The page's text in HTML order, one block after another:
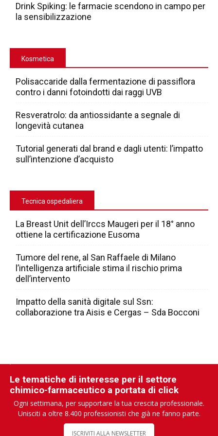
Drink Spiking: le farmacie scendono in campo per
la sensibilizzazione
Kosmetica
Polisaccaride dalla fermentazione di passiflora
contro i danni fotoindotti dai raggi UVB
Resveratrolo: da antiossidante a segnale di
longevità cutanea
Tutorial generati dal brand e dagli utenti: l’impatto
sull’intenzione d’acquisto
Tecnica ospedaliera
La Breast Unit dell’Irccs Maugeri per il 18° anno
ottiene la certificazione Eusoma
Tumore del rene, al San Raffaele di Milano
l’intelligenza artificiale stima il rischio prima
dell’intervento
Impatto della sanità digitale sul Ssn:
collaborazione tra Aisis e Cergas – Sda Bocconi
Le tematiche di interesse per il settore
chimico-farmaceutico a portata di click
Ogni settimana, per supportare la tua crescita professionale.
Unisciti a oltre 8.400 professionisti che già ne fanno parte.
ISCRIVITI ALLA NEWSLETTER